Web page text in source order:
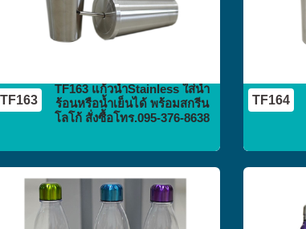
TF163
TF163 แก้วน้ำStainless ใส่น้ำ
ร้อนหรือน้ำเย็นได้ พร้อมสกรีน
โลโก้ สั่งซื้อโทร.095-376-8638
TF164
กระติก
กระบอกน้ำ
flask vacuum